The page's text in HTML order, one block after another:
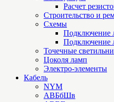
Расчет
Строительство и
Схемы
Подключение
Точечные
Цоколя ламп
Электро-элементы
Кабель
NYM
АВБбШв